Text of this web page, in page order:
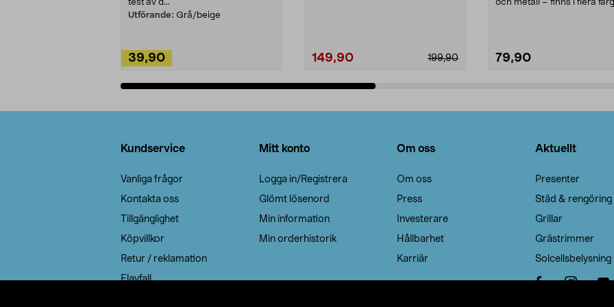
test av d...
Utförande: Grå/beige
39,90 199,90
149,90
och metall – finns i flera
79,90
Kundservice
Vanliga frågor
Kontakta oss
Tillgänglighet
Köpvillkor
Retur / reklamation
Elavfall
Mitt konto
Logga in/Registrera
Glömt lösenord
Min information
Min orderhistorik
Om oss
Om oss
Press
Investerare
Hållbarhet
Karriär
Aktuellt
Presenter
Städ & rengöring
Grillar
Grästrimmer
Solcellsbelysning